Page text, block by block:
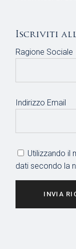
Iscriviti
Ragione Sociale
Indirizzo Email
Utilizzando il
dati secondo la
INVIA